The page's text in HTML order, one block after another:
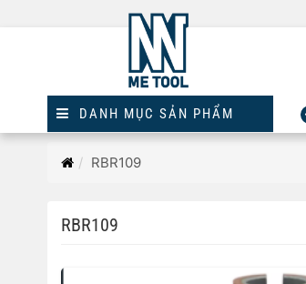
DANH MỤC SẢN PHẨM
TrangRBR109
RBR109